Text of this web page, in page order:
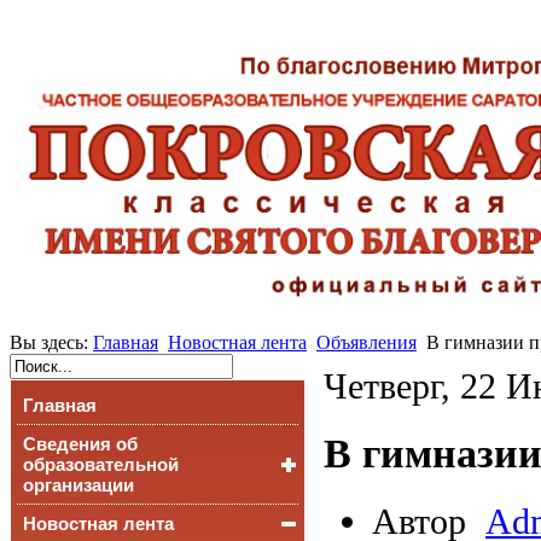
Вы здесь: Главная Новостная лента Объявления В гимназии
Главная
Сведения об
образовательной
организации
Основные сведения
Новостная лента
Четверг, 22
В
Автор